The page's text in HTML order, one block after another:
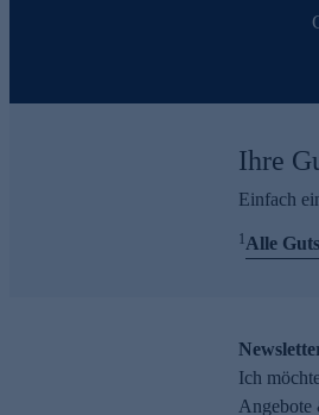
Ihre
Einfach
1Alle
Ich
Angebote